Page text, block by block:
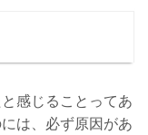
感じることってあ
は、必ず原因があ